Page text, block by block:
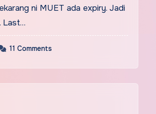
ni MUET ada expiry. Jadi
Last…
11 Comments